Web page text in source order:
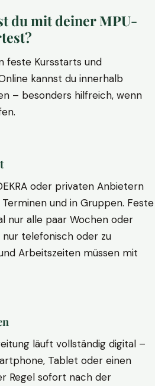
du mit deiner MPU-
feste Kursstarts und
kannst du innerhalb
– besonders hilfreich, wenn
oder privaten Anbietern
und in Gruppen. Feste
nur alle paar Wochen oder
telefonisch oder zu
Arbeitszeiten müssen mit
läuft vollständig digital –
Tablet oder einen
Regel sofort nach der